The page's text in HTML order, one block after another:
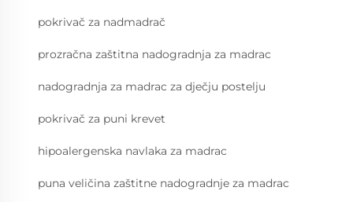
pokrivač za nadmadrač
prozračna zaštitna nadogradnja za madrac
nadogradnja za madrac za dječju postelju
pokrivač za puni krevet
hipoalergenska navlaka za madrac
puna veličina zaštitne nadogradnje za madrac